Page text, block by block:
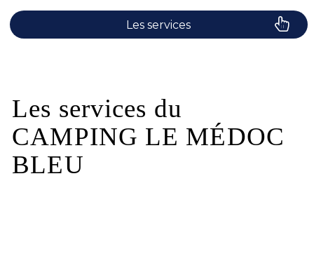
Les services
Les activités
Les services du
CAMPING LE MÉDOC
BLEU